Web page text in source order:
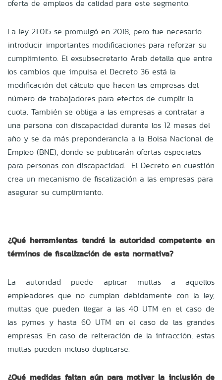
oferta de empleos de calidad para este segmento.
La ley 21.015 se promulgó en 2018, pero fue necesario
introducir importantes modificaciones para reforzar su
cumplimiento. El exsubsecretario Arab detalla que entre
los cambios que impulsa el Decreto 36 está la
modificación del cálculo que hacen las empresas del
número de trabajadores para efectos de cumplir la
cuota. También se obliga a las empresas a contratar a
una persona con discapacidad durante los 12 meses del
año y se da más preponderancia a la Bolsa Nacional de
Empleo (BNE), donde se publicarán ofertas especiales
para personas con discapacidad. El Decreto en cuestión
crea un mecanismo de fiscalización a las empresas para
asegurar su cumplimiento.
¿Qué herramientas tendrá la autoridad competente en
términos de fiscalización de esta normativa?
La autoridad puede aplicar multas a aquellos
empleadores que no cumplan debidamente con la ley,
multas que pueden llegar a las 40 UTM en el caso de
las pymes y hasta 60 UTM en el caso de las grandes
empresas. En caso de reiteración de la infracción, estas
multas pueden incluso duplicarse.
¿Qué medidas faltan aún para motivar la inclusión de